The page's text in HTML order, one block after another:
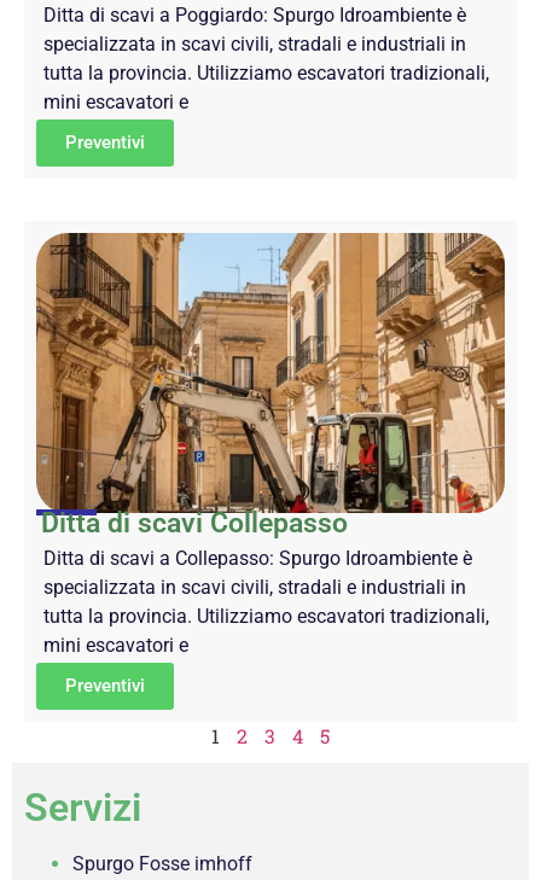
Ditta di scavi a Poggiardo: Spurgo Idroambiente è
specializzata in scavi civili, stradali e industriali in
tutta la provincia. Utilizziamo escavatori tradizionali,
mini escavatori e
Preventivi
Ditta di scavi Collepasso
Ditta di scavi a Collepasso: Spurgo Idroambiente è
specializzata in scavi civili, stradali e industriali in
tutta la provincia. Utilizziamo escavatori tradizionali,
mini escavatori e
Preventivi
1 2 3 4 5
Servizi
Spurgo Fosse imhoff